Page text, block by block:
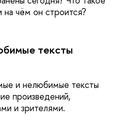
чём он строится?
тексты
и нелюбимые тексты
произведений,
и зрителями.